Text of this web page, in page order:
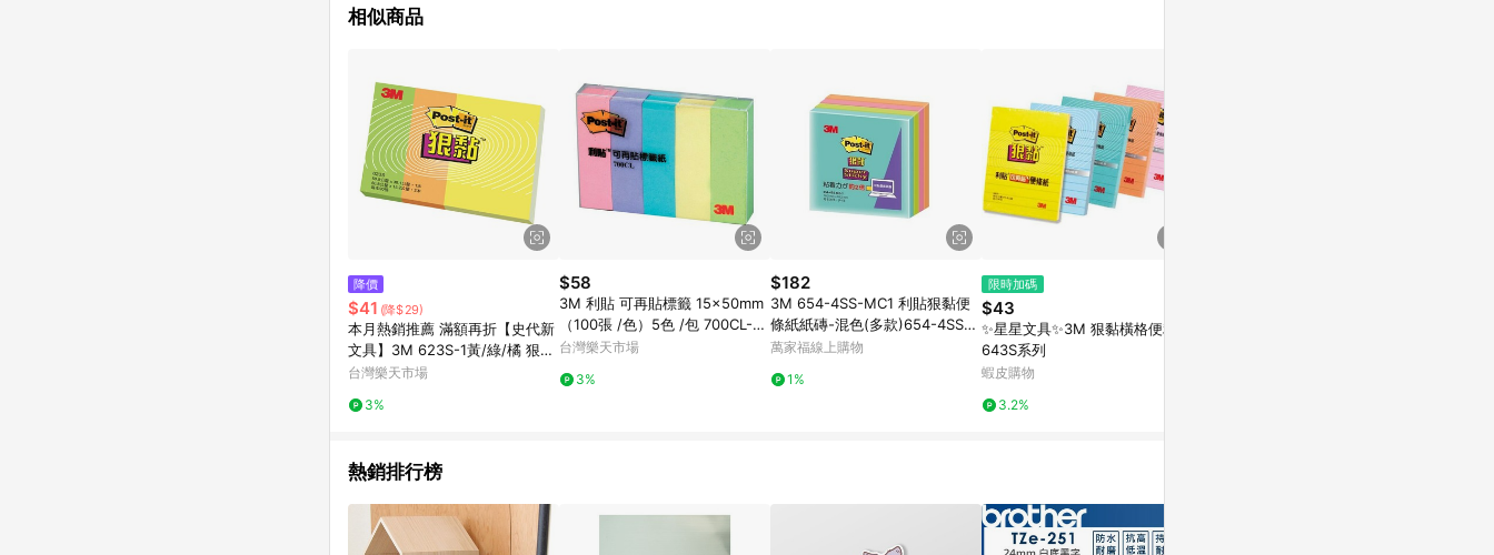
同一瀏覽器進行交易（若自動跳轉 APP，請在 APP交易）。 9. 若使用不同物流或付款方式，將拆分成不同筆訂單編號
皮認列為該LINE用戶導購跳轉時所成立之訂單。 12. 若同一用戶使用一個以上蝦皮帳號透過LINE購物進行導購，將可
能導致無法收到導購通知，亦可能無法收到點數，再請留意。 13. 請注意以下行為將可能導致無法取得 LINE POINTS
點數回饋資格：使用非指定之途徑及方式完成交易，或經由蝦皮系統判斷點擊路徑不符合回饋資格或規則者。 14. 若有
贈點爭議，請務必於訂單日期+60天以內進行洽詢確認；超過60天(含)以上進行申訴，恕無法贈點回饋。需檢附蝦皮訂
單完成、LINE購物訂單記錄，如於LINE購物訂單紀錄已呈現：「非本次前往蝦皮商店之品項，不符合回饋資格 」，則
不受理此案件。 [注意事項] 1. 如導購途中用戶由網頁版(電腦版/手機版網頁)切換為 APP 會造成追蹤中斷而無法進行
LINE POINTS 回饋。 2. 若購買過程中關閉蝦皮APP，則需重新透過LINE購物前往蝦皮特選，否則無法進行 LINE
POINTS 回饋。 3. 如用戶先前往蝦皮特選將商品加入購物車，後續透過LINE購物前往至蝦皮特選將購物車結清，此方
案將不列入 LINE POINTS 回饋。 4. 若因系統異常無法追蹤訂單，致使消費者無接收到點數回饋，蝦皮保有更改條款
與法律追訴之權利。 5. LINE購物商品價格若與蝦皮賣場實際價格有異，以蝦皮賣場價格為準。 6. 實際回饋，依蝦皮
系統盼為最終判定標準
相似商品
降價
$41 (降$29)
本月熱銷推薦 滿額再折【史代新
文具】3M 623S-1黃/綠/橘 狠黏
可再貼便條紙/便利貼
台灣樂天市場
3%
$58
3M 利貼 可再貼標籤 15x50mm
（100張 /色）5色 /包 700CL-1
｜領券最高折$220
台灣樂天市場
3%
$182
3M 654-4SS-MC1 利貼狠黏便
條紙紙磚-混色(多款)654-4SS-
MC2
萬家福線上購物
1%
限時加碼
$43
✨星星文具✨3M 狠黏橫格便利貼
643S系列
蝦皮購物
3.2%
熱銷排行榜